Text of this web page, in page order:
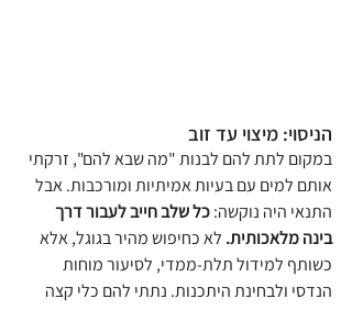
הניסוי: מיצוי עד זוב
במקום לתת להם לבנות "מה שבא להם", זרקתי
אותם למים עם בעיות אמיתיות ומורכבות. אבל
התנאי היה נוקשה: כל שלב חייב לעבור דרך
בינה מלאכותית. לא כחיפוש מהיר בגוגל, אלא
כשותף למידול תלת-ממדי, לסיעור מוחות
הנדסי ולבחינת היתכנות. נתתי להם כלי קצה